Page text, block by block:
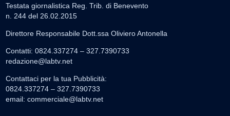
Testata giornalistica Reg. Trib. di Benevento
n. 244 del 26.02.2015
Direttore Responsabile Dott.ssa Oliviero Antonella
Contatti: 0824.337274 – 327.7390733
redazione@labtv.net
Contattaci per la tua Pubblicità:
0824.337274 – 327.7390733
email: commerciale@labtv.net